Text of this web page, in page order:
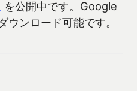
を公開中です。Google
ンロード可能です。